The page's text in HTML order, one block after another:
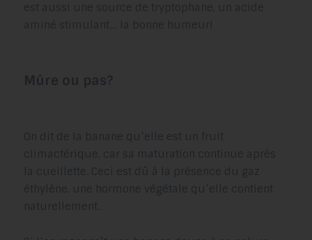
est aussi une source de tryptophane, un acide
aminé stimulant… la bonne humeur!
Mûre ou pas?
On dit de la banane qu’elle est un fruit
climactérique, car sa maturation continue après
la cueillette. Ceci est dû à la présence du gaz
éthylène, une hormone végétale qu’elle contient
naturellement.